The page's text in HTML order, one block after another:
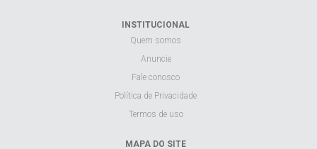
INSTITUCIONAL
Quem somos
Anuncie
Fale conosco
Política de Privacidade
Termos de uso
MAPA DO SITE